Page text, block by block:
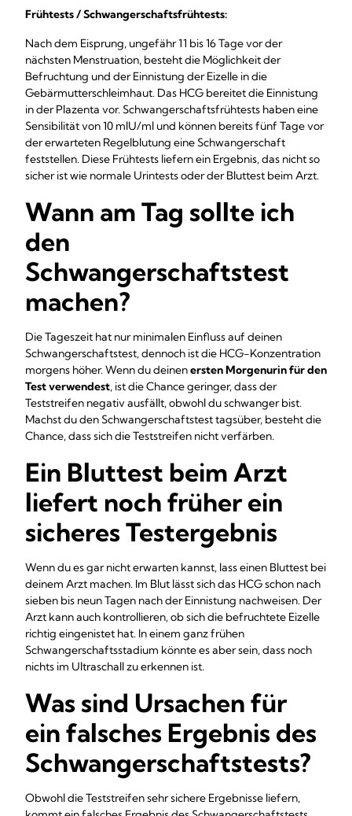
Frühtests / Schwangerschaftsfrühtests:
Nach dem Eisprung, ungefähr 11 bis 16 Tage vor der
nächsten Menstruation, besteht die Möglichkeit der
Befruchtung und der Einnistung der Eizelle in die
Gebärmutterschleimhaut. Das HCG bereitet die Einnistung
in der Plazenta vor. Schwangerschaftsfrühtests haben eine
Sensibilität von 10 mlU/ml und können bereits fünf Tage vor
der erwarteten Regelblutung eine Schwangerschaft
feststellen. Diese Frühtests liefern ein Ergebnis, das nicht so
sicher ist wie normale Urintests oder der Bluttest beim Arzt.
Wann am Tag sollte ich
den
Schwangerschaftstest
machen?
Die Tageszeit hat nur minimalen Einfluss auf deinen
Schwangerschaftstest, dennoch ist die HCG-Konzentration
morgens höher. Wenn du deinenersten Morgenurin für den
Test verwendest, ist die Chance geringer, dass der
Teststreifen negativ ausfällt, obwohl du schwanger bist.
Machst du den Schwangerschaftstest tagsüber, besteht die
Chance, dass sich die Teststreifen nicht verfärben.
Ein Bluttest beim Arzt
liefert noch früher ein
sicheres Testergebnis
Wenn du es gar nicht erwarten kannst, lass einen Bluttest bei
deinem Arzt machen. Im Blut lässt sich das HCG schon nach
sieben bis neun Tagen nach der Einnistung nachweisen. Der
Arzt kann auch kontrollieren, ob sich die befruchtete Eizelle
richtig eingenistet hat. In einem ganz frühen
Schwangerschaftsstadium könnte es aber sein, dass noch
nichts im Ultraschall zu erkennen ist.
Was sind Ursachen für
ein falsches Ergebnis des
Schwangerschaftstests?
Obwohl die Teststreifen sehr sichere Ergebnisse liefern,